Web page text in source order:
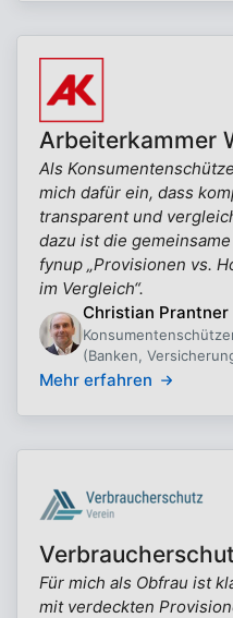
Arbeiterkammer
Als
mich dafür ein, dass
transparent und
dazu ist die
fynup „Provisionen vs.
im Vergleich“.
Christian Prantner
(Banken,
Mehr erfahren
Für mich als Obfrau ist
mit verdeckten